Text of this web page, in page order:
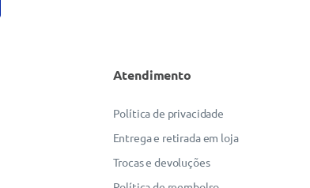
Atendimento
Política de privacidade
Entrega e retirada em loja
Trocas e devoluções